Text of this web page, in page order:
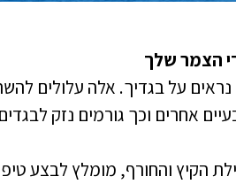
הצמר שלך
על בגדיך. אלה עלולים
אחרים וכך גורמים נזק
הקיץ והחורף, מומלץ לבצע